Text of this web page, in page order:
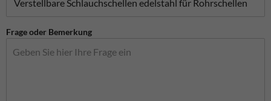
Frage oder Bemerkung